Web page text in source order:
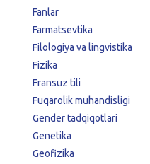
Fanlar
Farmatsevtika
Filologiya va lingvistika
Fizika
Fransuz tili
Fuqarolik muhandisligi
Gender tadqiqotlari
Genetika
Geofizika